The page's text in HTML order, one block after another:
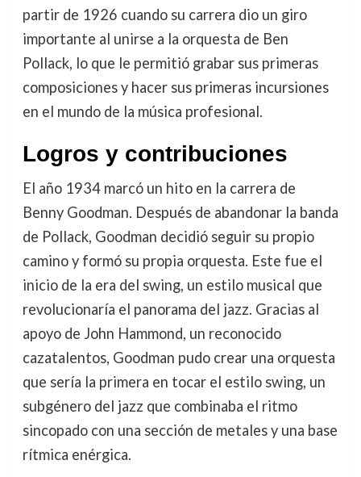
partir de 1926 cuando su carrera dio un giro
importante al unirse a la orquesta de Ben
Pollack, lo que le permitió grabar sus primeras
composiciones y hacer sus primeras incursiones
en el mundo de la música profesional.
Logros y contribuciones
El año 1934 marcó un hito en la carrera de
Benny Goodman. Después de abandonar la banda
de Pollack, Goodman decidió seguir su propio
camino y formó su propia orquesta. Este fue el
inicio de la era del swing, un estilo musical que
revolucionaría el panorama del jazz. Gracias al
apoyo de John Hammond, un reconocido
cazatalentos, Goodman pudo crear una orquesta
que sería la primera en tocar el estilo swing, un
subgénero del jazz que combinaba el ritmo
sincopado con una sección de metales y una base
rítmica enérgica.